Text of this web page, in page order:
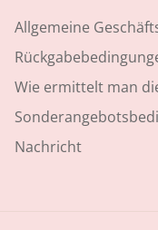
Allgemeine
Wie ermittelt man
Nachricht